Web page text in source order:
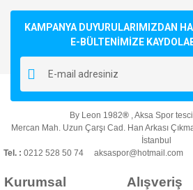
Yorum Yaz
kullanarak tarafımıza iletebilirsiniz.
Görüş ve önerileriniz için teşekkür
Ürün resmi kalitesiz, bozuk veya
Ürün açıklamasında eksik bilgiler
Ürün bilgilerinde hatalar bulunuyor.
Ürün fiyatı diğer sitelerden daha
Bu ürüne benzer farklı alternatifler
KAMPANYA DUYURULARIMIZDAN
E-BÜLTENİMİZE
By Leon 1982® , Aksa Spor
Mercan Mah. Uzun Çarşı Cad. Han Arkası
İstanbul
Tel. : 0212 528 50 74 aksaspor@hotmail.com
Kurumsal Alışveriş